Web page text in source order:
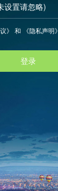
设置请忽略)
》 和 《隐私声明》
登录